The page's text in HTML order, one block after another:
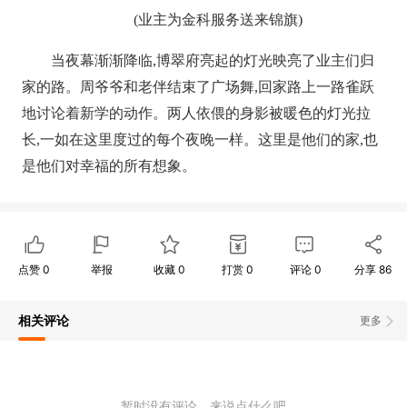
(业主为金科服务送来锦旗)
当夜幕渐渐降临,博翠府亮起的灯光映亮了业主们归
家的路。周爷爷和老伴结束了广场舞,回家路上一路雀跃
地讨论着新学的动作。两人依偎的身影被暖色的灯光拉
长,一如在这里度过的每个夜晚一样。这里是他们的家,也
是他们对幸福的所有想象。
点赞 0 举报 收藏0 打赏 0 评论 0 分享86
更多
相关评论